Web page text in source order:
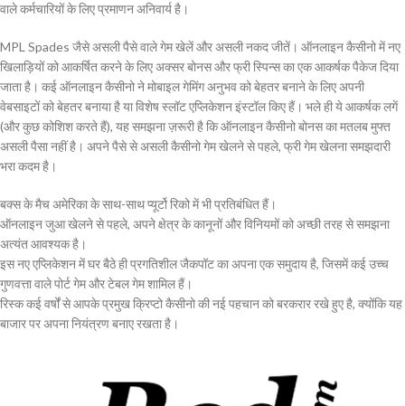
वाले कर्मचारियों के लिए प्रमाणन अनिवार्य है।
MPL Spades जैसे असली पैसे वाले गेम खेलें और असली नकद जीतें। ऑनलाइन कैसीनो में नए
खिलाड़ियों को आकर्षित करने के लिए अक्सर बोनस और फ्री स्पिन्स का एक आकर्षक पैकेज दिया
जाता है। कई ऑनलाइन कैसीनो ने मोबाइल गेमिंग अनुभव को बेहतर बनाने के लिए अपनी
वेबसाइटों को बेहतर बनाया है या विशेष स्लॉट एप्लिकेशन इंस्टॉल किए हैं। भले ही ये आकर्षक लगें
(और कुछ कोशिश करते हैं), यह समझना ज़रूरी है कि ऑनलाइन कैसीनो बोनस का मतलब मुफ्त
असली पैसा नहीं है। अपने पैसे से असली कैसीनो गेम खेलने से पहले, फ्री गेम खेलना समझदारी
भरा कदम है।
बक्स के मैच अमेरिका के साथ-साथ प्यूर्टो रिको में भी प्रतिबंधित हैं।
ऑनलाइन जुआ खेलने से पहले, अपने क्षेत्र के कानूनों और विनियमों को अच्छी तरह से समझना
अत्यंत आवश्यक है।
इस नए एप्लिकेशन में घर बैठे ही प्रगतिशील जैकपॉट का अपना एक समुदाय है, जिसमें कई उच्च
गुणवत्ता वाले पोर्ट गेम और टेबल गेम शामिल हैं।
रिस्क कई वर्षों से आपके प्रमुख क्रिप्टो कैसीनो की नई पहचान को बरकरार रखे हुए है, क्योंकि यह
बाजार पर अपना नियंत्रण बनाए रखता है।